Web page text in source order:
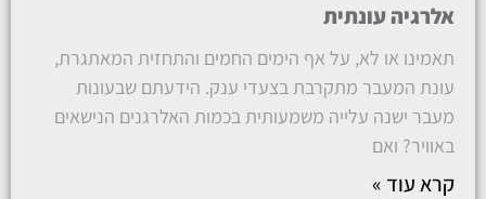
אלרגיה עונתית
תאמינו או לא, על אף הימים החמים והתחזית המאתגרת,
עונת המעבר מתקרבת בצעדי ענק. הידעתם שבעונות
מעבר ישנה עלייה משמעותית בכמות האלרגנים הנישאים
באוויר? ואם
קרא עוד »